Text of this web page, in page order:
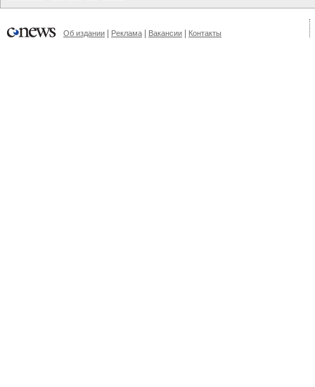
Об издании Реклама Вакансии Контакты